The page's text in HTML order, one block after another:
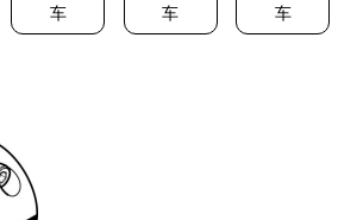
车
车
车